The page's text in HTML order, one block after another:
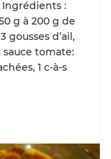
Ingrédients :
g à 200 g de
gousses d’ail,
sauce tomate:
1 c-à-s